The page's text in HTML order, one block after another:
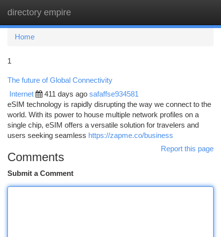
directory empire
Home
1
The future of Global Connectivity
Internet 411 days ago safaffse934581
eSIM technology is rapidly disrupting the way we connect to the
world. With its power to house multiple network profiles on a
single chip, eSIM offers a versatile solution for travelers and
users seeking seamless https://zapme.co/business
Report this page
Comments
Submit a Comment